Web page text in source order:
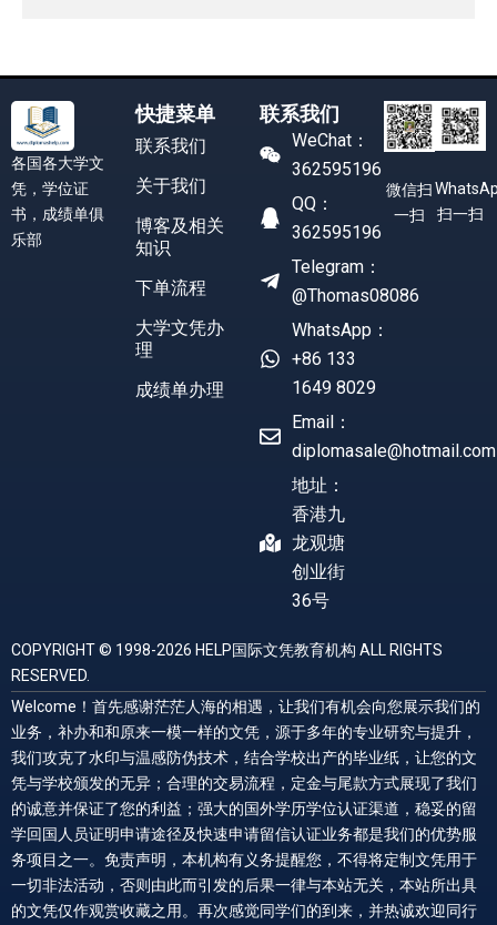
各国各大学文
凭，学位证
书，成绩单俱
乐部
快捷菜单
联系我们
关于我们
博客及相关
知识
下单流程
大学文凭办
理
成绩单办理
联系我们
WeChat：
362595196
QQ：
362595196
Telegram：
@Thomas08086
WhatsApp：
+86 133
1649 8029
Email：
diplomasale@hotmail.com
地址：
香港九
龙观塘
创业街
36号
微信扫
一扫
扫一扫
COPYRIGHT © 1998-2026 HELP国际文凭教育机构 ALL RIGHTS
RESERVED.
Welcome！首先感谢茫茫人海的相遇，让我们有机会向您展示我们的
业务，补办和和原来一模一样的文凭，源于多年的专业研究与提升，
我们攻克了水印与温感防伪技术，结合学校出产的毕业纸，让您的文
凭与学校颁发的无异；合理的交易流程，定金与尾款方式展现了我们
的诚意并保证了您的利益；强大的国外学历学位认证渠道，稳妥的留
学回国人员证明申请途径及快速申请留信认证业务都是我们的优势服
务项目之一。免责声明，本机构有义务提醒您，不得将定制文凭用于
一切非法活动，否则由此而引发的后果一律与本站无关，本站所出具
的文凭仅作观赏收藏之用。再次感觉同学们的到来，并热诚欢迎同行